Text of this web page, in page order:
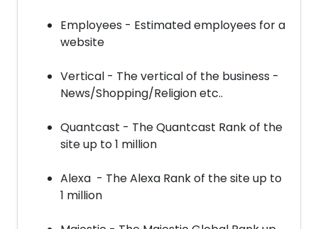
Employees - Estimated employees for a
website
Vertical - The vertical of the business -
News/Shopping/Religion etc..
Quantcast - The Quantcast Rank of the
site up to 1 million
Alexa - The Alexa Rank of the site up to
1 million